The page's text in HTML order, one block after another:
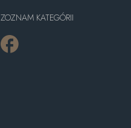
ZOZNAM KATEGÓRII